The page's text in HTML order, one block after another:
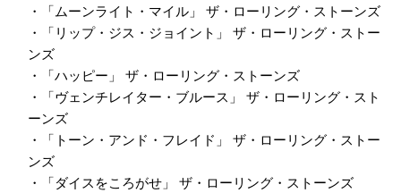
・「ムーンライト・マイル」 ザ・ローリング・ストーンズ
・「リップ・ジス・ジョイント」 ザ・ローリング・ストー
ンズ
・「ハッピー」 ザ・ローリング・ストーンズ
・「ヴェンチレイター・ブルース」 ザ・ローリング・スト
ーンズ
・「トーン・アンド・フレイド」 ザ・ローリング・ストー
ンズ
・「ダイスをころがせ」 ザ・ローリング・ストーンズ